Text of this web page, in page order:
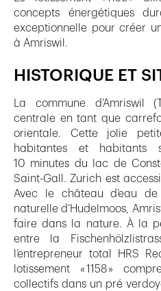
concepts énergétiques
exceptionnelle pour créer
à Amriswil.
HISTORIQUE ET
La commune d’Amriswil
centrale en tant que
orientale. Cette jolie
habitantes et habitants
10 minutes du lac de
Saint-Gall. Zurich est
Avec le château d’eau
naturelle d’Hudelmoos,
faire dans la nature. À la
entre la
l’entrepreneur total HRS
lotissement « 1158 »
collectifs dans un pré